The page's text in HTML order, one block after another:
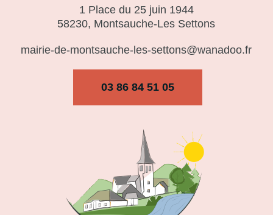
1 Place du 25 juin 1944
58230, Montsauche-Les Settons
mairie-de-montsauche-les-settons@wanadoo.fr
03 86 84 51 05